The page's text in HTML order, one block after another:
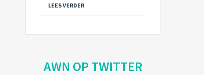
LEES VERDER
AWN OP TWITTER